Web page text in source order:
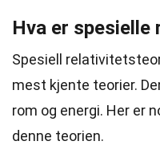
Hva er
Spesiell
mest kjente teorier.
rom og energi. Her er
denne teorien.